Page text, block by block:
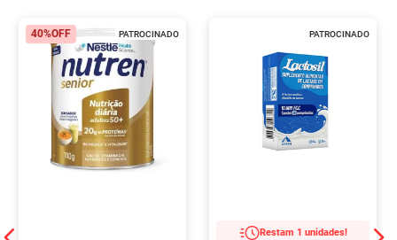
PATROCINADO
40%OFF PATROCINADO
Restam 1 unidades!